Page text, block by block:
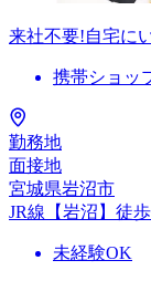
来社不要!自宅に
携帯ショッ
勤務地
面接地
宮城県岩沼市
JR線【岩沼】徒
未経験OK